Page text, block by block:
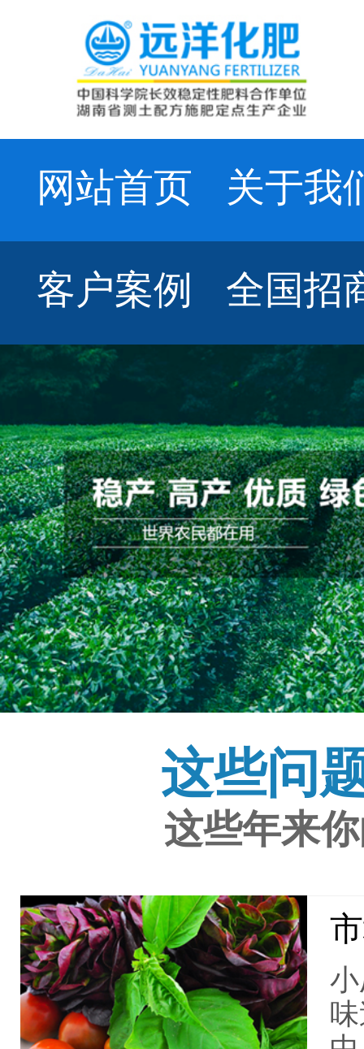
网站首页 关于我
客户案例 全国招
这些问
这些年来